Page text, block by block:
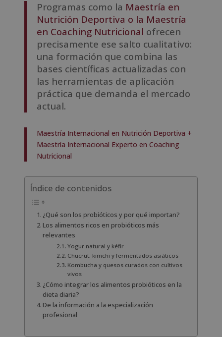
Programas como la Maestría en
Nutrición Deportiva o la Maestría
en Coaching Nutricional ofrecen
precisamente ese salto cualitativo:
una formación que combina las
bases científicas actualizadas con
las herramientas de aplicación
práctica que demanda el mercado
actual.
Maestría Internacional en Nutrición Deportiva +
Maestría Internacional Experto en Coaching
Nutricional
Índice de contenidos
¿Qué son los probióticos y por qué importan?
Los alimentos ricos en probióticos más
relevantes
Yogur natural y kéfir
Chucrut, kimchi y fermentados asiáticos
Kombucha y quesos curados con cultivos
vivos
¿Cómo integrar los alimentos probióticos en la
dieta diaria?
De la información a la especialización
profesional